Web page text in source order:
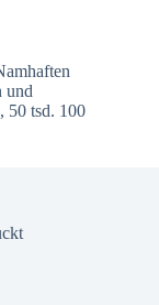
und
50 tsd. 100